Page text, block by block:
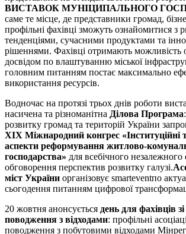
ВИСТАВОК МУНІЦИПАЛЬНОГО
саме те місце, де представники громад,
профільні фахівці зможуть ознайомитися з
тенденціями, сучасними продуктами та
рішеннями. Фахівці отримають можливість
досвідом по влаштуванню міської
головним питанням постає максимально
використання ресурсів.
Водночас на протязі трьох днів роботи
насичена та різноманітна Ділова Програма
розвитку громад та територій України
XІХ Міжнародний конгрес «Інституційні
аспекти реформування житлово-
господарства» для всебічного незалежного
обговорення перспектив розвитку галузі.
міст України організовує smarteventпо
сьогодення питанням цифрової
20 жовтня анонсується день для фахівців
поводження з відходами: профільні
поводження з побутовими відходами